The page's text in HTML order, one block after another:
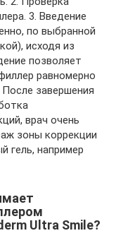
3. Введение
по выбранной
исходя из
позволяет
равномерно
завершения
врач очень
зоны коррекции
гель, например
Ultra Smile?